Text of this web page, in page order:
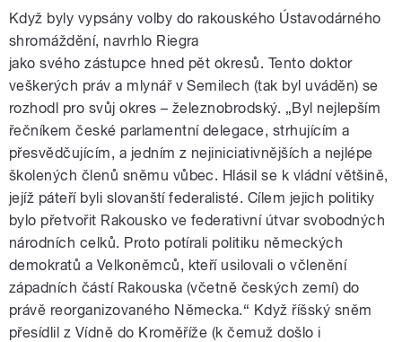
Když byly vypsány volby do rakouského Ústavodárného
shromáždění, navrhlo Riegra
jako svého zástupce hned pět okresů. Tento doktor
veškerých práv a mlynář v Semilech (tak byl uváděn) se
rozhodl pro svůj okres – železnobrodský. „Byl nejlepším
řečníkem české parlamentní delegace, strhujícím a
přesvědčujícím, a jedním z nejiniciativnějších a nejlépe
školených členů sněmu vůbec. Hlásil se k vládní většině,
jejíž páteří byli slovanští federalisté. Cílem jejich politiky
bylo přetvořit Rakousko ve federativní útvar svobodných
národních celků. Proto potírali politiku německých
demokratů a Velkoněmců, kteří usilovali o včlenění
západních částí Rakouska (včetně českých zemí) do
právě reorganizovaného Německa.“ Když říšský sněm
přesídlil z Vídně do Kroměříže (k čemuž došlo i